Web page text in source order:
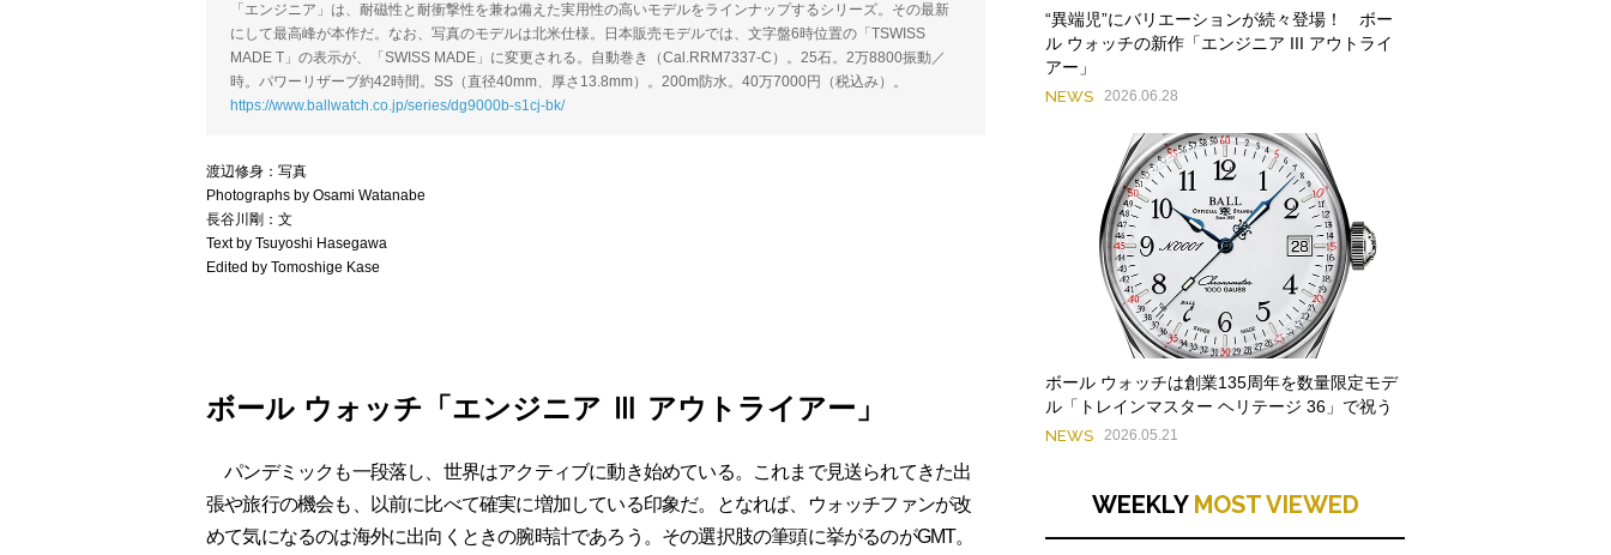
「エンジニア」は、耐磁性と耐衝撃性を兼ね備えた実用性の高いモデルをラインナップするシリーズ。その最新
にして最高峰が本作だ。なお、写真のモデルは北米仕様。日本販売モデルでは、文字盤6時位置の「TSWISS
MADE T」の表示が、「SWISS MADE」に変更される。自動巻き（Cal.RRM7337-C）。25石。2万8800振動／
時。パワーリザーブ約42時間。SS（直径40mm、厚さ13.8mm）。200m防水。40万7000円（税込み）。
https://www.ballwatch.co.jp/series/dg9000b-s1cj-bk/
渡辺修身：写真
Photographs by Osami Watanabe
長谷川剛：文
Text by Tsuyoshi Hasegawa
Edited by Tomoshige Kase
ボール ウォッチ「エンジニア Ⅲ アウトライアー」
パンデミックも一段落し、世界はアクティブに動き始めている。これまで見送られてきた出
張や旅行の機会も、以前に比べて確実に増加している印象だ。となれば、ウォッチファンが改
めて気になるのは海外に出向くときの腕時計であろう。その選択肢の筆頭に挙がるのがGMT。
“異端児”にバリエーションが続々登場！ ボー
ル ウォッチの新作「エンジニア III アウトライ
アー」
NEWS 2026.06.28
ボール ウォッチは創業135周年を数量限定モデ
ル「トレインマスター ヘリテージ 36」で祝う
NEWS 2026.05.21
WEEKLY MOST VIEWED